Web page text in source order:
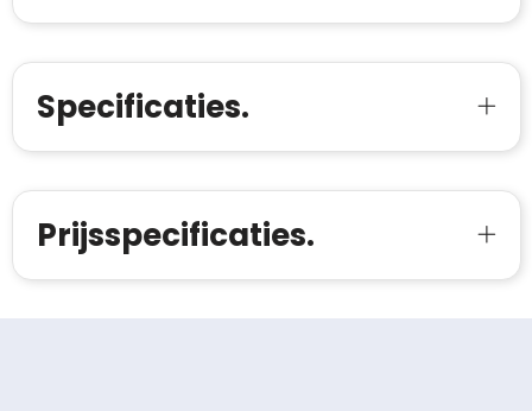
Specificaties.
Prijsspecificaties.